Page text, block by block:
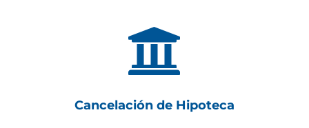

Cancelación de Hipoteca